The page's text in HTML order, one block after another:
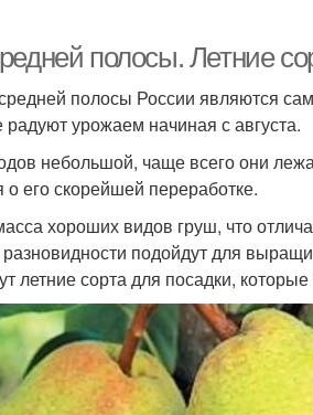
полосы. Летние
полосы России являются
урожаем начиная с августа.
небольшой, чаще всего они
его скорейшей переработке.
хороших видов груш, что
подойдут для
летние сорта для посадки,